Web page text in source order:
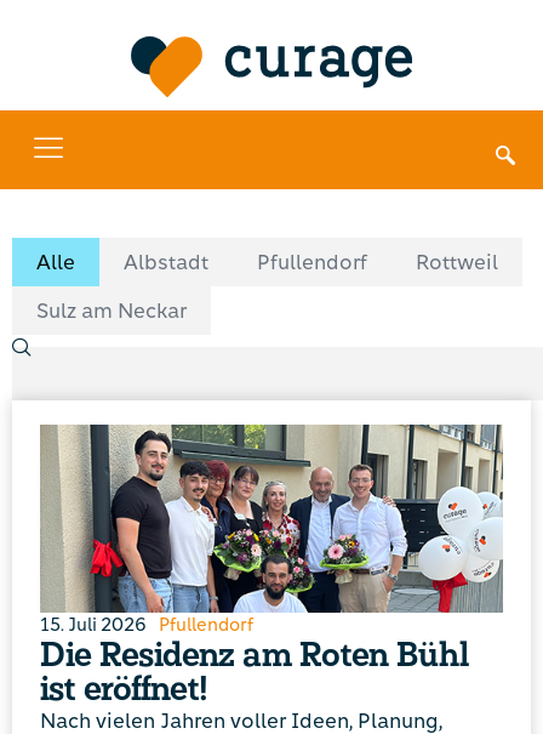
Albstadt Pfullendorf
Rottweil
Sulz am Neckar
Alle
15. Juli 2026 Pfullendorf
Die Residenz am Roten Bühl
ist eröffnet!
Nach vielen Jahren voller Ideen, Planung,